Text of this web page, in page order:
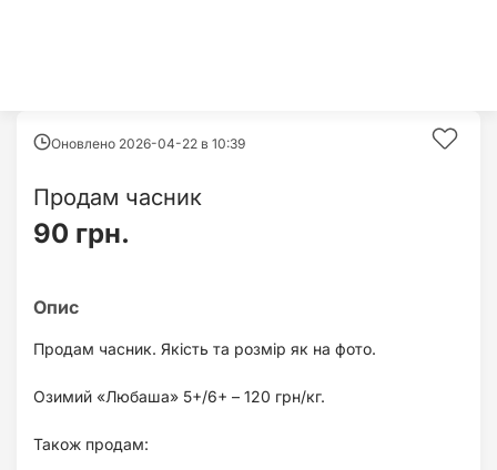
Оновлено 2026-04-22 в 10:39
Продам часник
90 грн.
Продам часник. Якість та розмір як на фото.
Озимий «Любаша» 5+/6+ – 120 грн/кг.
Також продам: